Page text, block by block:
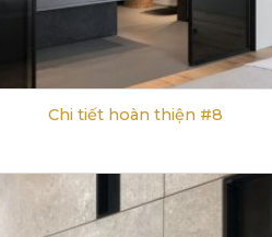
Chi tiết hoàn thiện #8